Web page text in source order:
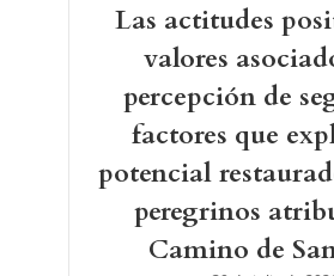
Las actitudes
valores
percepción de
factores que
potencial
peregrinos
Camino de